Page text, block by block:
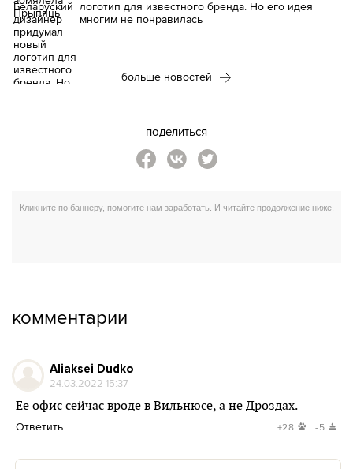
логотип для известного бренда. Но его идея
многим не понравилась
больше новостей
поделиться
комментарии
Aliaksei Dudko
24.03.2022 15:37
Ее офис сейчас вроде в Вильнюсе, а не Дроздах.
Ответить +28 -5